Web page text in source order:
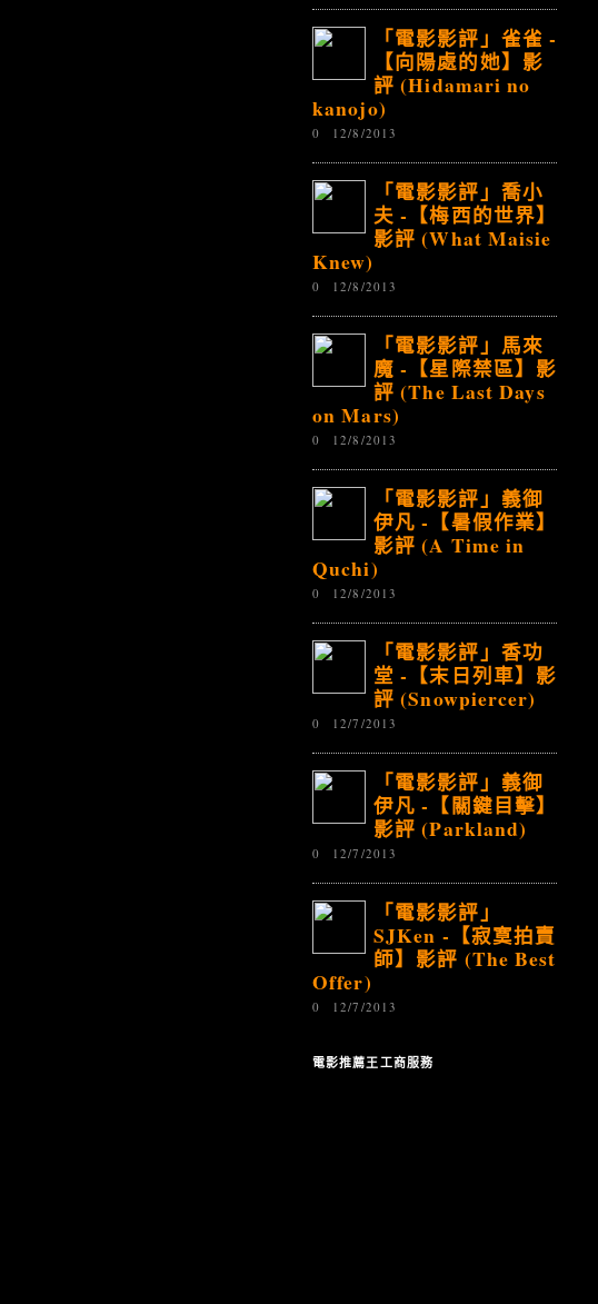
「電影影評」雀雀 -
【向陽處的她】影
評 (Hidamari no
kanojo)
0 12/8/2013
「電影影評」喬小
夫 -【梅西的世界】
影評 (What Maisie
Knew)
0 12/8/2013
「電影影評」馬來
魔 -【星際禁區】影
評 (The Last Days
on Mars)
0 12/8/2013
「電影影評」義御
伊凡 -【暑假作業】
影評 (A Time in
Quchi)
0 12/8/2013
「電影影評」香功
堂 -【末日列車】影
評 (Snowpiercer)
0 12/7/2013
「電影影評」義御
伊凡 -【關鍵目擊】
影評 (Parkland)
0 12/7/2013
「電影影評」
SJKen -【寂寞拍賣
師】影評 (The Best
Offer)
0 12/7/2013
電影推薦王工商服務